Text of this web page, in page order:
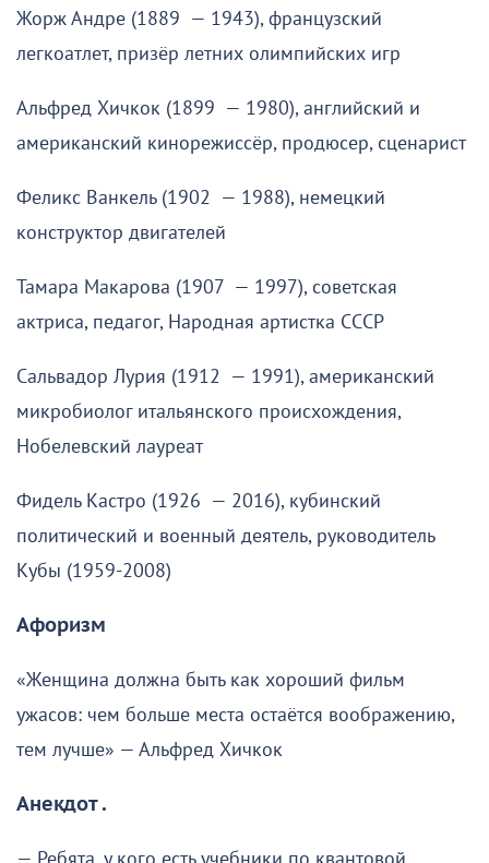
Жорж Андре (1889 — 1943), французский
легкоатлет, призёр летних олимпийских игр
Альфред Хичкок (1899 — 1980), английский и
американский кинорежиссёр, продюсер, сценарист
Феликс Ванкель (1902 — 1988), немецкий
конструктор двигателей
Тамара Макарова (1907 — 1997), советская
актриса, педагог, Народная артистка СССР
Сальвадор Лурия (1912 — 1991), американский
микробиолог итальянского происхождения,
Нобелевский лауреат
Фидель Кастро (1926 — 2016), кубинский
политический и военный деятель, руководитель
Кубы (1959-2008)
Афоризм
«Женщина должна быть как хороший фильм
ужасов: чем больше места остаётся воображению,
тем лучше» — Альфред Хичкок
Анекдот .